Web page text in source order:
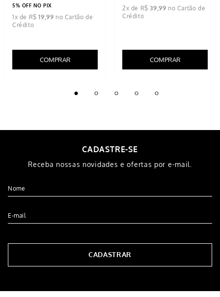
5% OFF NO PIX
1x de R$ 19 ,99
COMPRAR
2x de R$ 39 ,99
COMPRAR
CADASTRE-SE
Receba nossas novidades e ofertas por e-mail.
CADASTRAR